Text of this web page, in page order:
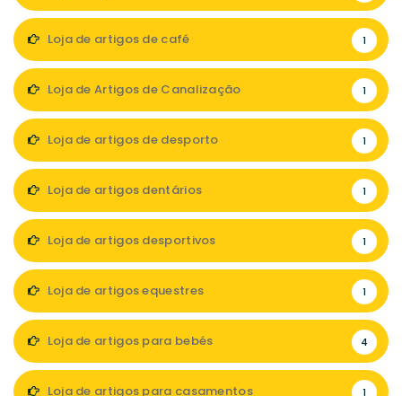
Loja de artigos de café 1
Loja de Artigos de Canalização 1
Loja de artigos de desporto 1
Loja de artigos dentários 1
Loja de artigos desportivos 1
Loja de artigos equestres 1
Loja de artigos para bebés 4
Loja de artigos para casamentos 1